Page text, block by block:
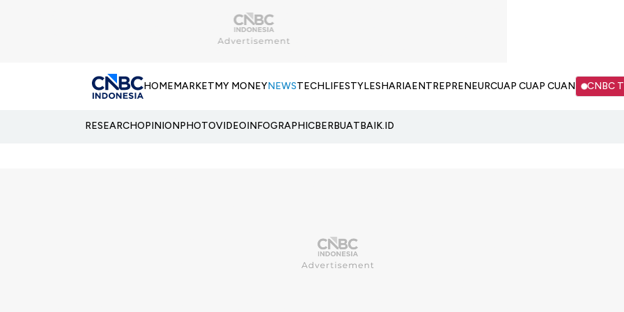
HOMEMARKETMY MONEYNEWSTECHLIFESTYLESHARIAENTREPRENEURCUAP CUAP CUAN CNBC
RESEARCHOPINIONPHOTOVIDEOINFOGRAPHICBERBUATBAIK.ID